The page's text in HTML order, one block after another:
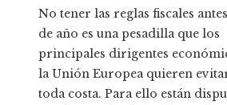
No tener las reglas fiscales
de año es una pesadilla que los
principales dirigentes
la Unión Europea quieren
toda costa. Para ello están